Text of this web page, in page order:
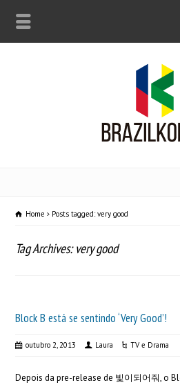
Home Posts tagged: very good
Tag Archives: very good
Block B está se sentindo ‘Very Good’!
outubro 2, 2013 Laura TV e Drama
Depois da pre-release de 빛이되어줘, o